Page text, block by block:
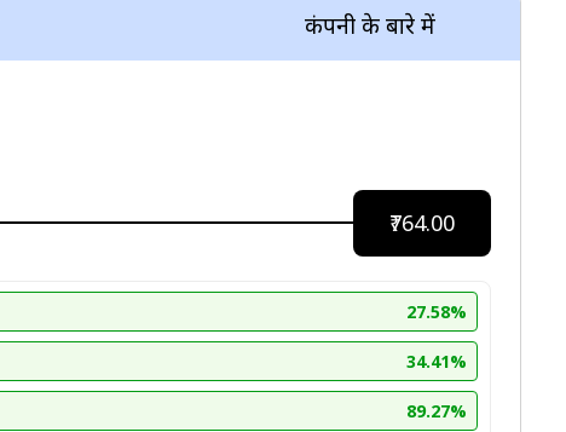
कंपनी के बारे में
₹764.00
27.58%
34.41%
89.27%